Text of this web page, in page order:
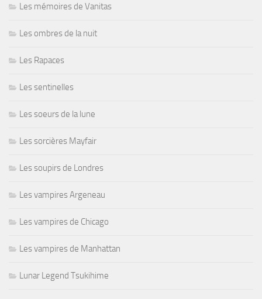
Les mémoires de Vanitas
Les ombres de la nuit
Les Rapaces
Les sentinelles
Les soeurs de la lune
Les sorcières Mayfair
Les soupirs de Londres
Les vampires Argeneau
Les vampires de Chicago
Les vampires de Manhattan
Lunar Legend Tsukihime